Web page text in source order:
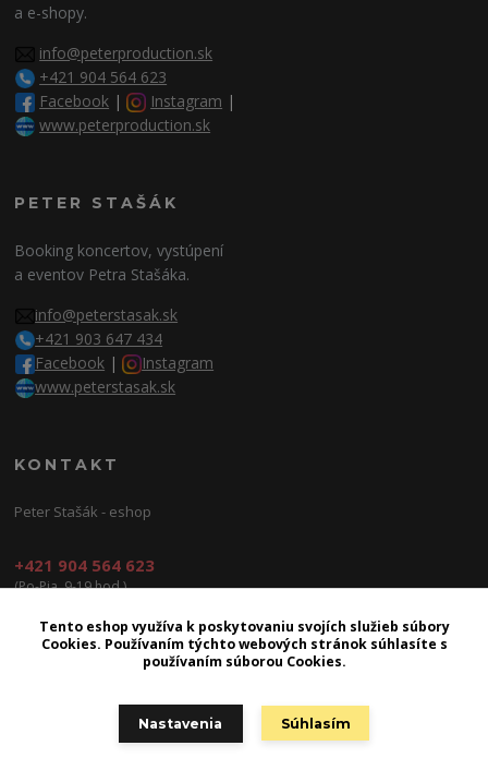
a e-shopy.
info@peterproduction.sk
+421 904 564 623
Facebook | Instagram |
www.peterproduction.sk
PETER STAŠÁK
Booking koncertov, vystúpení
a eventov Petra Stašáka.
info@peterstasak.sk
+421 903 647 434
Facebook |
Instagram
www.peterstasak.sk
KONTAKT
Peter Stašák - eshop
+421 904 564 623
(Po-Pia, 9-19 hod.)
info@peterproduction.sk
Tento eshop využíva k poskytovaniu svojích služieb súbory
Cookies. Používaním týchto webových stránok súhlasíte s
používaním súborou Cookies.
Nastavenia Súhlasím